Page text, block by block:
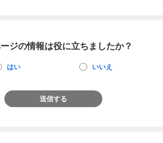
ジの情報は役に立ちましたか？
はい いいえ
送信する